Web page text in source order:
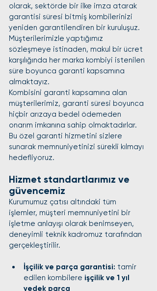
olarak, sektörde bir ilke imza atarak
garantisi süresi bitmiş kombilerinizi
yeniden garantilendiren bir kuruluşuz.
Müşterilerimizle yaptığımız
sözleşmeye istinaden, makul bir ücret
karşılığında her marka kombiyi istenilen
süre boyunca garanti kapsamına
almaktayız.
Kombisini garanti kapsamına alan
müşterilerimiz, garanti süresi boyunca
hiçbir arızaya bedel ödemeden
onarım imkanına sahip olmaktadırlar.
Bu özel garanti hizmetini sizlere
sunarak memnuniyetinizi sürekli kılmayı
hedefliyoruz.
Hizmet standartlarımız ve
güvencemiz
Kurumumuz çatısı altındaki tüm
işlemler, müşteri memnuniyetini bir
işletme anlayışı olarak benimseyen,
deneyimli teknik kadromuz tarafından
gerçekleştirilir.
İşçilik ve parça garantisi: tamir
edilen kombilere işçilik ve 1 yıl
yedek parça